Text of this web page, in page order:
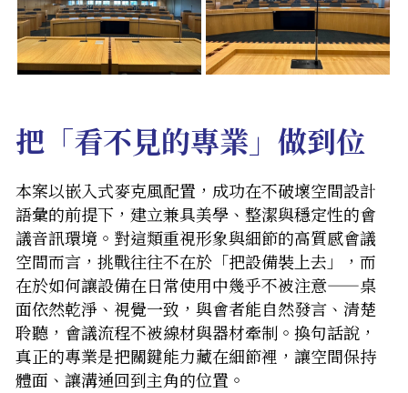
把「看不見的專業」做到位
本案以嵌入式麥克風配置，成功在不破壞空間設計
語彙的前提下，建立兼具美學、整潔與穩定性的會
議音訊環境。對這類重視形象與細節的高質感會議
空間而言，挑戰往往不在於「把設備裝上去」，而
在於如何讓設備在日常使用中幾乎不被注意——桌
面依然乾淨、視覺一致，與會者能自然發言、清楚
聆聽，會議流程不被線材與器材牽制。換句話說，
真正的專業是把關鍵能力藏在細節裡，讓空間保持
體面、讓溝通回到主角的位置。